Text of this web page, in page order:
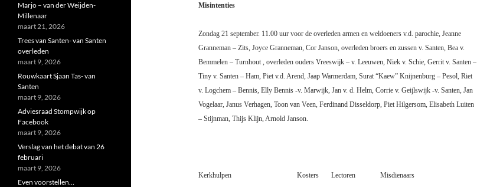
Misintenties
Zondag 21 september. 11.00 uur voor de overleden armen en weldoeners v.d. parochie, Jeanne
Granneman – Zits, Joyce Granneman, Cor Janson, overleden broers en zussen v. Santen, Bea v.
Bemmelen – Turnhout , overleden ouders Vreeswijk – v. Leeuwen, Niek v. Schie, Gerrit v. Santen –
Tiny v. Santen – Ham, Piet v.d. Arend, Jaap Warmerdam, Surat “Kaew” Knijnenburg – Pesol, Riet
v. Logchem – Bennis, Elly Bennis -v. Marwijk, Jan v. d. Helm, Corrie v. Geijlswijk -v. Santen, Jan
Vogelaar, Janus Verhagen, Toon van Veen, Ferdinand Disseldorp, Piet Hilgersom, Elisabeth Luiten
– Stijnman, Thijs Klijn, Arnold Janson.
Kerkhulpen Kosters Lectoren Misdienaars
Marjo – van der Weijden-
Millenaar
maart 21, 2026
Trees van Santen- van Santen
overleden
maart 9, 2026
Rouwkaart Sjaan Tas- van
Santen
maart 9, 2026
Adviesraad Stompwijk op
Facebook
maart 9, 2026
Verslag van het debat van 26
februari
maart 9, 2026
Even voorstellen…